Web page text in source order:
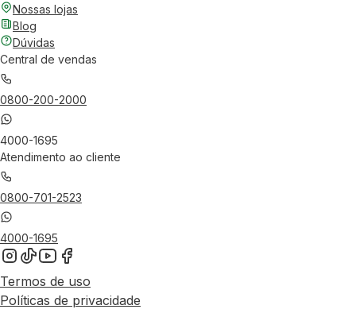
Nossas lojas
Blog
Dúvidas
Central de vendas
0800-200-2000
4000-1695
Atendimento ao cliente
0800-701-2523
4000-1695
Termos de uso
Políticas de privacidade